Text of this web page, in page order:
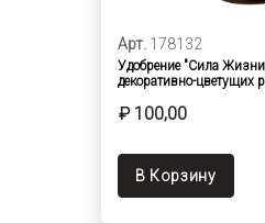
Арт. 178132
Удобрение "Сила
декоративно-цветущих
₽ 100,00
В Корзину